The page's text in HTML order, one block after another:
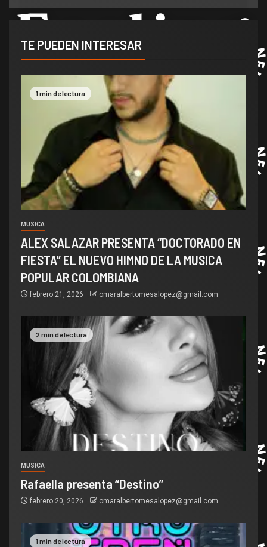
TE PUEDEN INTERESAR
1 min de lectura
MUSICA
ALEX SALAZAR PRESENTA “DOCTORADO EN
FIESTA” EL NUEVO HIMNO DE LA MUSICA
POPULAR COLOMBIANA
febrero 21, 2026 omaralbertomesalopez@gmail.com
2 min de lectura
MUSICA
Rafaella presenta “Destino”
febrero 20, 2026 omaralbertomesalopez@gmail.com
1 min de lectura